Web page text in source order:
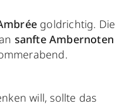
goldrichtig. Die
sanfte Ambernoten
will, sollte das